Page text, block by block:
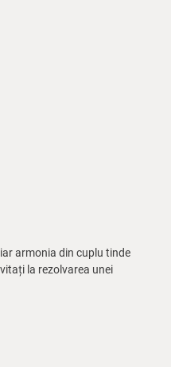
armonia din cuplu tinde
la rezolvarea unei